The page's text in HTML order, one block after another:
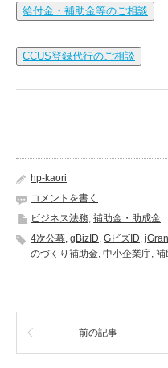
給付金・補助金等のご相談
CCUS登録代行のご相談
hp-kaori
コメントを書く
ビジネス法務, 補助金・助成金
4次公募, gBizID, GビズID,
のづくり補助金, 中小企業庁, 補
前の記事